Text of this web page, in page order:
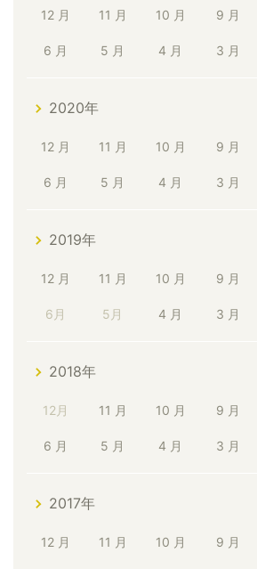
12 月 11 月 10 月 9 月
6 月 5 月 4 月 3 月
2020年
12 月 11 月 10 月 9 月
6 月 5 月 4 月 3 月
2019年
12 月 11 月 10 月 9 月
6月 5月 4 月 3 月
2018年
12月 11 月 10 月 9 月
6 月 5 月 4 月 3 月
2017年
12 月 11 月 10 月 9 月